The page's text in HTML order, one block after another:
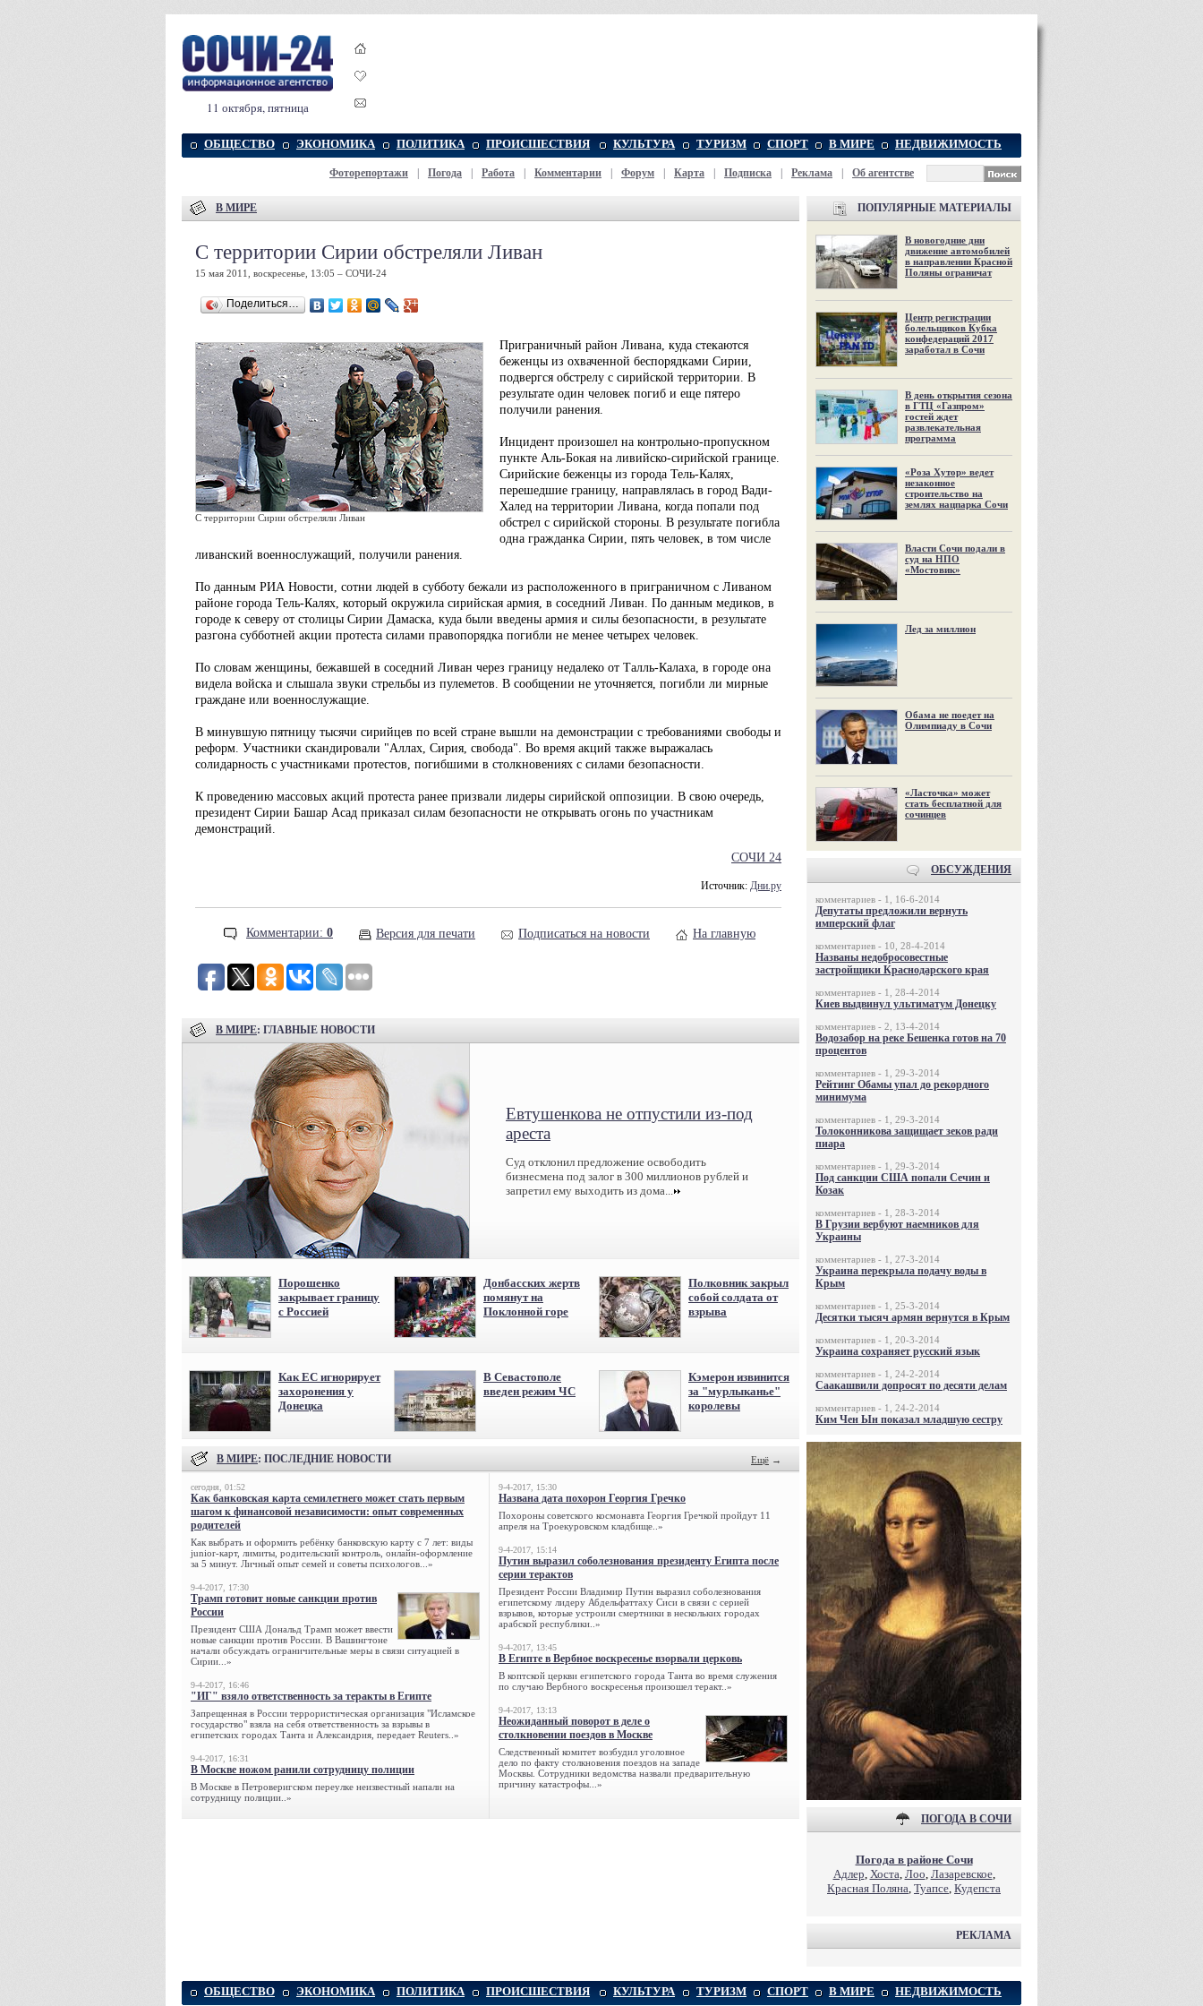
11 октября, пятница
ОБЩЕСТВО ЭКОНОМИКА ПОЛИТИКА ПРОИСШЕСТВИЯ КУЛЬТУРА ТУРИЗМ СПОРТ В МИРЕ НЕДВИЖИМОСТЬ
Фоторепортажи Погода Работа Комментарии Форум Карта Подписка Реклама Об агентстве
В МИРЕ
С территории Сирии обстреляли Ливан
15 мая 2011, воскресенье, 13:05 – СОЧИ-24
Поделиться…
С территории Сирии обстреляли Ливан
Приграничный район Ливана, куда стекаются
беженцы из охваченной беспорядками Сирии,
подвергся обстрелу с сирийской территории. В
результате один человек погиб и еще пятеро
получили ранения.
Инцидент произошел на контрольно-пропускном
пункте Аль-Бокая на ливийско-сирийской границе.
Сирийские беженцы из города Тель-Калях,
перешедшие границу, направлялась в город Вади-
Халед на территории Ливана, когда попали под
обстрел с сирийской стороны. В результате погибла
одна гражданка Сирии, пять человек, в том числе
ливанский военнослужащий, получили ранения.
По данным РИА Новости, сотни людей в субботу бежали из расположенного в приграничном с Ливаном
районе города Тель-Калях, который окружила сирийская армия, в соседний Ливан. По данным медиков, в
городе к северу от столицы Сирии Дамаска, куда были введены армия и силы безопасности, в результате
разгона субботней акции протеста силами правопорядка погибли не менее четырех человек.
По словам женщины, бежавшей в соседний Ливан через границу недалеко от Талль-Калаха, в городе она
видела войска и слышала звуки стрельбы из пулеметов. В сообщении не уточняется, погибли ли мирные
граждане или военнослужащие.
В минувшую пятницу тысячи сирийцев по всей стране вышли на демонстрации с требованиями свободы и
реформ. Участники скандировали "Аллах, Сирия, свобода". Во время акций также выражалась
солидарность с участниками протестов, погибшими в столкновениях с силами безопасности.
К проведению массовых акций протеста ранее призвали лидеры сирийской оппозиции. В свою очередь,
президент Сирии Башар Асад приказал силам безопасности не открывать огонь по участникам
демонстраций.
СОЧИ 24
Источник: Дни.ру
Комментарии: 0 Версия для печати Подписаться на новости На главную
В МИРЕ: ГЛАВНЫЕ НОВОСТИ
Евтушенкова не отпустили из-под
ареста
Суд отклонил предложение освободить
бизнесмена под залог в 300 миллионов рублей и
запретил ему выходить из дома...
Порошенко
закрывает границу
с Россией
Донбасских жертв
помянут на
Поклонной горе
Полковник закрыл
собой солдата от
взрыва
Как ЕС игнорирует
захоронения у
Донецка
В Севастополе
введен режим ЧС
Кэмерон извинится
за "мурлыканье"
королевы
В МИРЕ: ПОСЛЕДНИЕ НОВОСТИ Ещё →
сегодня, 01:52
Как банковская карта семилетнего может стать первым
шагом к финансовой независимости: опыт современных
родителей
Как выбрать и оформить ребёнку банковскую карту с 7 лет: виды
junior-карт, лимиты, родительский контроль, онлайн-оформление
за 5 минут. Личный опыт семей и советы психологов...»
9-4-2017, 17:30
Трамп готовит новые санкции против
России
Президент США Дональд Трамп может ввести
новые санкции против России. В Вашингтоне
начали обсуждать ограничительные меры в связи ситуацией в
Сирии...»
9-4-2017, 16:46
"ИГ" взяло ответственность за теракты в Египте
Запрещенная в России террористическая организация "Исламское
государство" взяла на себя ответственность за взрывы в
египетских городах Танта и Александрия, передает Reuters..»
9-4-2017, 16:31
В Москве ножом ранили сотрудницу полиции
В Москве в Петроверигском переулке неизвестный напали на
сотрудницу полиции..»
9-4-2017, 15:30
Названа дата похорон Георгия Гречко
Похороны советского космонавта Георгия Гречкой пройдут 11
апреля на Троекуровском кладбище..»
9-4-2017, 15:14
Путин выразил соболезнования президенту Египта после
серии терактов
Президент России Владимир Путин выразил соболезнования
египетскому лидеру Абдельфаттаху Сиси в связи с серией
взрывов, которые устроили смертники в нескольких городах
арабской республики..»
9-4-2017, 13:45
В Египте в Вербное воскресенье взорвали церковь
В коптской церкви египетского города Танта во время служения
по случаю Вербного воскресенья произошел теракт..»
9-4-2017, 13:13
Неожиданный поворот в деле о
столкновении поездов в Москве
Следственный комитет возбудил уголовное
дело по факту столкновения поездов на западе
Москвы. Сотрудники ведомства назвали предварительную
причину катастрофы...»
ПОПУЛЯРНЫЕ МАТЕРИАЛЫ
В новогодние дни
движение автомобилей
в направлении Красной
Поляны ограничат
Центр регистрации
болельщиков Кубка
конфедераций 2017
заработал в Сочи
В день открытия сезона
в ГТЦ «Газпром»
гостей ждет
развлекательная
программа
«Роза Хутор» ведет
незаконное
строительство на
землях нацпарка Сочи
Власти Сочи подали в
суд на НПО
«Мостовик»
Лед за миллион
Обама не поедет на
Олимпиаду в Сочи
«Ласточка» может
стать бесплатной для
сочинцев
ОБСУЖДЕНИЯ
комментариев - 1, 16-6-2014
Депутаты предложили вернуть
имперский флаг
комментариев - 10, 28-4-2014
Названы недобросовестные
застройщики Краснодарского края
комментариев - 1, 28-4-2014
Киев выдвинул ультиматум Донецку
комментариев - 2, 13-4-2014
Водозабор на реке Бешенка готов на 70
процентов
комментариев - 1, 29-3-2014
Рейтинг Обамы упал до рекордного
минимума
комментариев - 1, 29-3-2014
Толоконникова защищает зеков ради
пиара
комментариев - 1, 29-3-2014
Под санкции США попали Сечин и
Козак
комментариев - 1, 28-3-2014
В Грузии вербуют наемников для
Украины
комментариев - 1, 27-3-2014
Украина перекрыла подачу воды в
Крым
комментариев - 1, 25-3-2014
Десятки тысяч армян вернутся в Крым
комментариев - 1, 20-3-2014
Украина сохраняет русский язык
комментариев - 1, 24-2-2014
Саакашвили допросят по десяти делам
комментариев - 1, 24-2-2014
Ким Чен Ын показал младшую сестру
ПОГОДА В СОЧИ
Погода в районе Сочи
Адлер, Хоста, Лоо, Лазаревское,
Красная Поляна, Туапсе, Кудепста
РЕКЛАМА
ОБЩЕСТВО ЭКОНОМИКА ПОЛИТИКА ПРОИСШЕСТВИЯ КУЛЬТУРА ТУРИЗМ СПОРТ В МИРЕ НЕДВИЖИМОСТЬ